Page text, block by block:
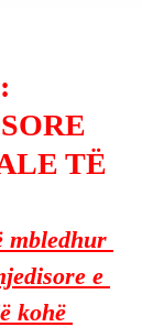
TË
mbledhur
e
kohë